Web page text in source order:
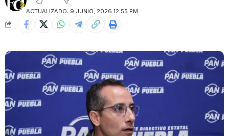
ACTUALIZADO: 9 JUNIO, 2026 12:55 PM